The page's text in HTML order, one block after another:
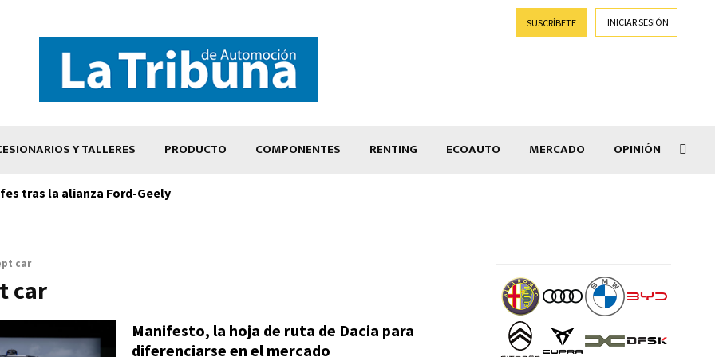
SUSCRÍBETE INICIAR SESIÓN
Y TALLERES PRODUCTO COMPONENTES RENTING ECOAUTO MERCADO OPINIÓN
tras la alianza Ford-Geely
car
car
Manifesto, la hoja de ruta de Dacia para
diferenciarse en el mercado